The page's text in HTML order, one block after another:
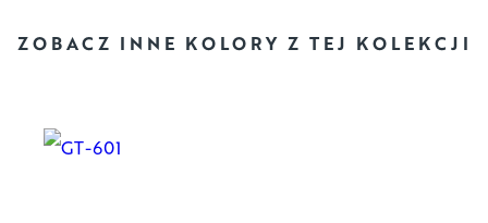
ZOBACZ INNE KOLORY Z TEJ KOLEKCJI